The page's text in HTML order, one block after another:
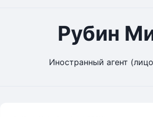
Рубин
Иностранный агент